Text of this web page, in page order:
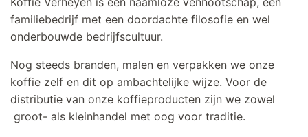
familiebedrijf met een doordachte filosofie en wel
onderbouwde bedrijfscultuur.
Nog steeds branden, malen en verpakken we onze
koffie zelf en dit op ambachtelijke wijze. Voor de
distributie van onze koffieproducten zijn we zowel
groot- als kleinhandel met oog voor traditie.